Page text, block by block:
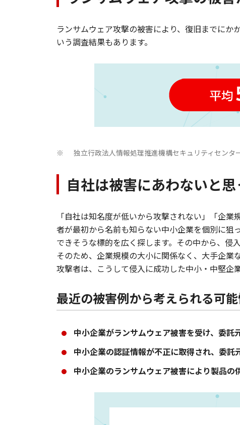
ランサムウェア攻撃の被害により、復旧までに
いう調査結果もあります。
※ 独立行政法人情報処理推進機構セキュリティセン
自社は被害にあわないと
「自社は知名度が低いから攻撃されない」「企
者が最初から名前も知らない中小企業を個別に狙
できそうな標的を広く探します。その中から、侵
そのため、企業規模の大小に関係なく、大手企業
攻撃者は、こうして侵入に成功した中小・中堅企
最近の被害例から考えられる可
中小企業がランサムウェア被害を受け、委託
中小企業の認証情報が不正に取得され、委託
中小企業のランサムウェア被害により製品の